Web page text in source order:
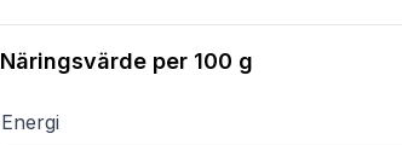
Näringsvärde per 100 g
Energi